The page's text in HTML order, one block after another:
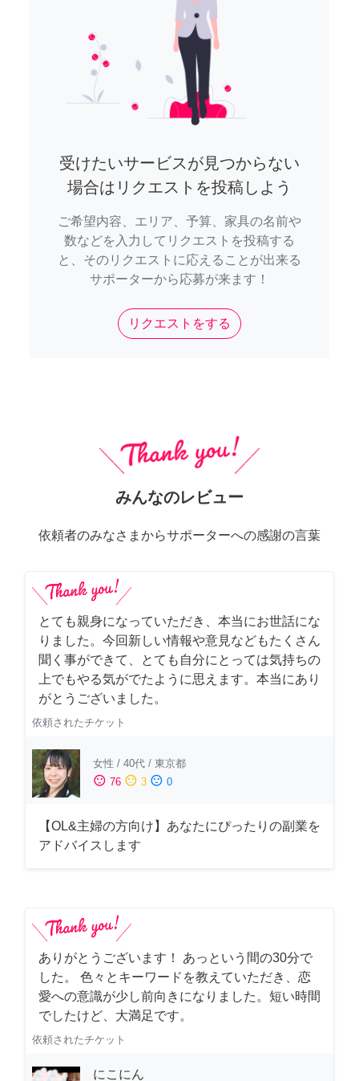
受けたいサービスが見つからない
場合はリクエストを投稿しよう
ご希望内容、エリア、予算、家具の名前や
数などを入力してリクエストを投稿する
と、そのリクエストに応えることが出来る
サポーターから応募が来ます！
リクエストをする
みんなのレビュー
依頼者のみなさまからサポーターへの感謝の言葉
とても親身になっていただき、本当にお世話にな
りました。今回新しい情報や意見などもたくさん
聞く事ができて、とても自分にとっては気持ちの
上でもやる気がでたように思えます。本当にあり
がとうございました。
依頼されたチケット
女性 / 40代 / 東京都
sentiment_satisfied 76 sentiment_neutral 3 sentiment_dissatisfied 0
【OL&主婦の方向け】あなたにぴったりの副業を
アドバイスします
ありがとうございます！ あっという間の30分で
した。 色々とキーワードを教えていただき、恋
愛への意識が少し前向きになりました。短い時間
でしたけど、大満足です。
依頼されたチケット
にこにん